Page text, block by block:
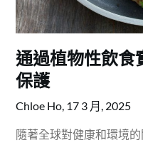
通過植物性飲食
保護
Chloe Ho, 17 3 月, 2025
隨著全球對健康和環境